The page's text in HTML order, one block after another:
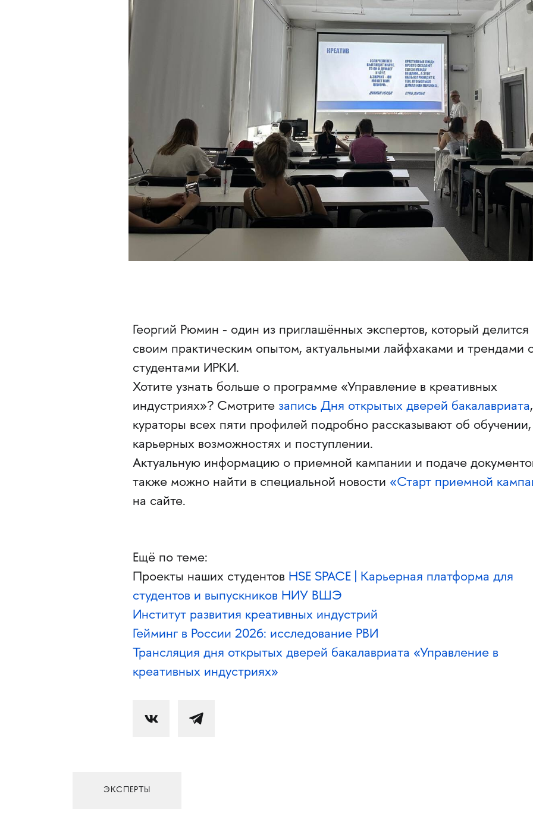
Георгий Рюмин - один из приглашённых экспертов, который делится
своим практическим опытом, актуальными лайфхаками и трендами
студентами ИРКИ.
Хотите узнать больше о программе «Управление в креативных
индустриях»? Смотрите запись Дня открытых дверей бакалавриата
кураторы всех пяти профилей подробно рассказывают об обучении,
карьерных возможностях и поступлении.
Актуальную информацию о приемной кампании и подаче
также можно найти в специальной новости «Старт приемной
на сайте.
Ещё по теме:
Проекты наших студентов HSE SPACE | Карьерная платформа для
студентов и выпускников НИУ ВШЭ
Институт развития креативных индустрий
Гейминг в России 2026: исследование РВИ
Трансляция дня открытых дверей бакалавриата «Управление в
креативных индустриях»
ЭКСПЕРТЫ